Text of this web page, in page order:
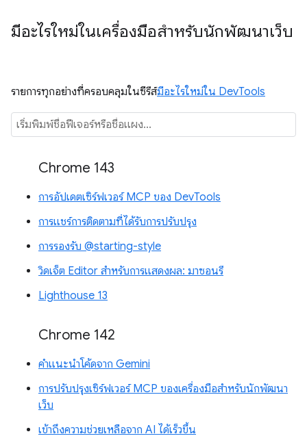
มีอะไรใหม่ในเครื่องมือสำหรับนักพัฒนาเว็บ
รายการทุกอย่างที่ครอบคลุมในซีรีส์มีอะไรใหม่ใน DevTools
Chrome 143
การอัปเดตเซิร์ฟเวอร์ MCP ของ DevTools
การแชร์การติดตามที่ได้รับการปรับปรุง
การรองรับ @starting-style
วิดเจ็ต Editor สำหรับการแสดงผล: มาซอนรี
Lighthouse 13
Chrome 142
คำแนะนำโค้ดจาก Gemini
การปรับปรุงเซิร์ฟเวอร์ MCP ของเครื่องมือสำหรับนักพัฒนา
เว็บ
เข้าถึงความช่วยเหลือจาก AI ได้เร็วขึ้น